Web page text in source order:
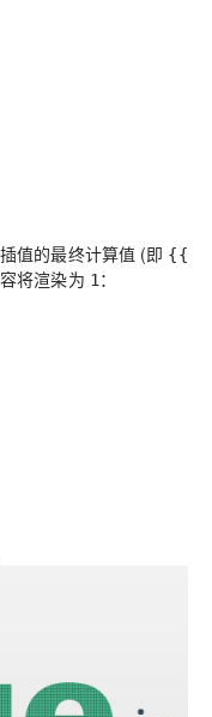
值的最终计算值 (即 {{
将渲染为 1：